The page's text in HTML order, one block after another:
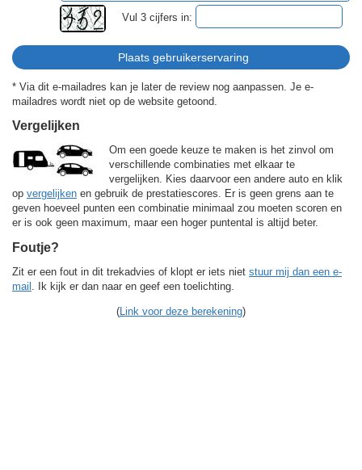
Vul 3 cijfers in:
* Via dit e-mailadres kan je later de review nog aanpassen. Je e-
mailadres wordt niet op de website getoond.
Vergelijken
Om een goede keuze te maken is het zinvol om
verschillende combinaties met elkaar te
vergelijken. Kies daarvoor een andere auto en klik
op vergelijken en gebruik de prestatiescores. Er is geen grens aan te
geven hoeveel punten een combinatie minimaal zou moeten scoren en
er is ook geen maximum, maar een hoger puntental is altijd beter.
Foutje?
Zit er een fout in dit trekadvies of klopt er iets niet stuur mij dan een e-
mail
. Ik kijk er dan naar en geef een toelichting.
( Link voor deze berekening)